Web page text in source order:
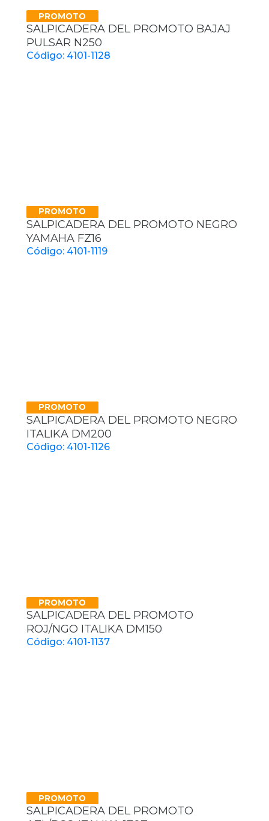
PROMOTO
SALPICADERA DEL PROMOTO BAJAJ
PULSAR N250
Código: 4101-1128
PROMOTO
SALPICADERA DEL PROMOTO NEGRO
YAMAHA FZ16
Código: 4101-1119
PROMOTO
SALPICADERA DEL PROMOTO NEGRO
ITALIKA DM200
Código: 4101-1126
PROMOTO
SALPICADERA DEL PROMOTO
ROJ/NGO ITALIKA DM150
Código: 4101-1137
PROMOTO
SALPICADERA DEL PROMOTO